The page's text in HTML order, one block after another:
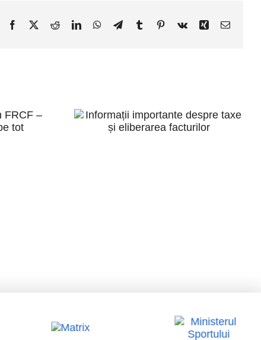
Facebook
X RedditLinkedInWhatsApp
TelegramTumblrPinterest
Vk Xing E-
Informații
importante